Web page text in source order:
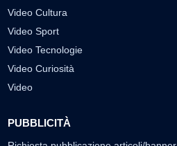
Video Cultura
Video Sport
Video Tecnologie
Video Curiosità
Video
PUBBLICITÀ